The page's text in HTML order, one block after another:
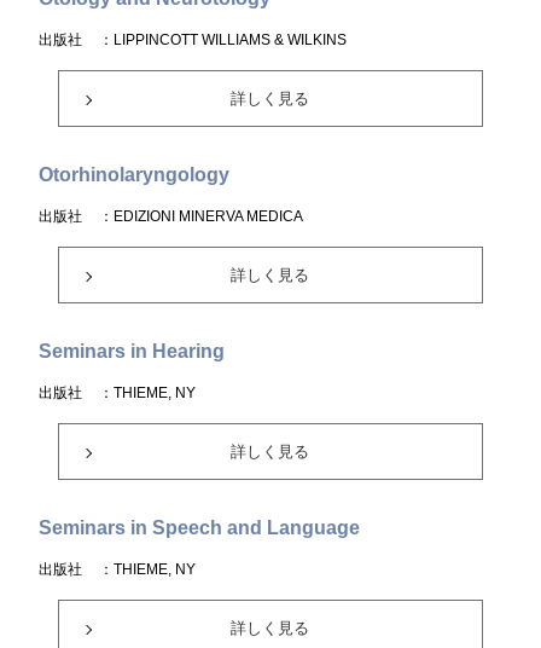
出版社 ：LIPPINCOTT WILLIAMS & WILKINS
詳しく見る
Otorhinolaryngology
出版社 ：EDIZIONI MINERVA MEDICA
詳しく見る
Seminars in Hearing
出版社 ：THIEME, NY
詳しく見る
Seminars in Speech and Language
出版社 ：THIEME, NY
詳しく見る